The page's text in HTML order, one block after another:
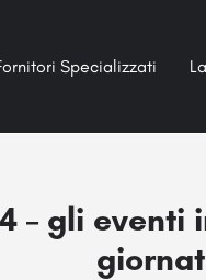
Specializzati
– gli eventi